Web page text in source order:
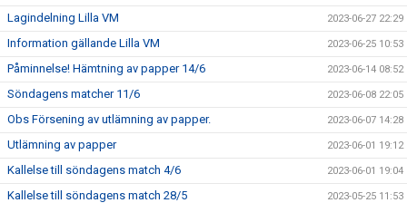
Lagindelning Lilla VM 2023-06-27 22:29
Information gällande Lilla VM 2023-06-25 10:53
Påminnelse! Hämtning av papper 14/6 2023-06-14 08:52
Söndagens matcher 11/6 2023-06-08 22:05
Obs Försening av utlämning av papper. 2023-06-07 14:28
Utlämning av papper 2023-06-01 19:12
Kallelse till söndagens match 4/6 2023-06-01 19:04
Kallelse till söndagens match 28/5 2023-05-25 11:53